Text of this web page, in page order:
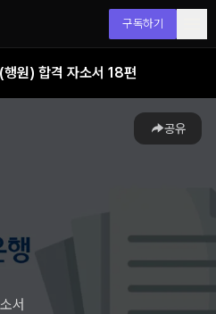
구독하기
원) 합격 자소서 18편
공유
서